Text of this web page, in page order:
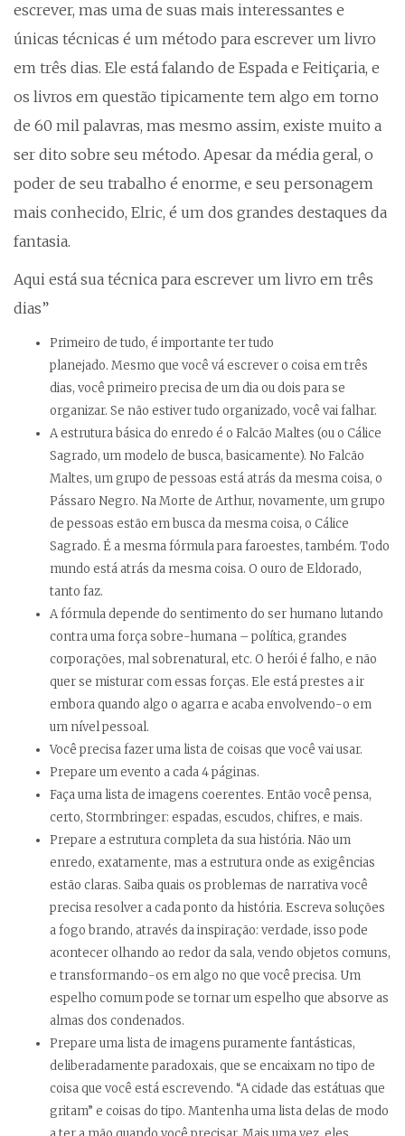
escrever, mas uma de suas mais interessantes e
únicas técnicas é um método para escrever um livro
em três dias. Ele está falando de Espada e Feitiçaria, e
os livros em questão tipicamente tem algo em torno
de 60 mil palavras, mas mesmo assim, existe muito a
ser dito sobre seu método. Apesar da média geral, o
poder de seu trabalho é enorme, e seu personagem
mais conhecido, Elric, é um dos grandes destaques da
fantasia.
Aqui está sua técnica para escrever um livro em três
dias”
Primeiro de tudo, é importante ter tudo
planejado. Mesmo que você vá escrever o coisa em três
dias, você primeiro precisa de um dia ou dois para se
organizar. Se não estiver tudo organizado, você vai falhar.
A estrutura básica do enredo é o Falcão Maltes (ou o Cálice
Sagrado, um modelo de busca, basicamente). No Falcão
Maltes, um grupo de pessoas está atrás da mesma coisa, o
Pássaro Negro. Na Morte de Arthur, novamente, um grupo
de pessoas estão em busca da mesma coisa, o Cálice
Sagrado. É a mesma fórmula para faroestes, também. Todo
mundo está atrás da mesma coisa. O ouro de Eldorado,
tanto faz.
A fórmula depende do sentimento do ser humano lutando
contra uma força sobre-humana – política, grandes
corporações, mal sobrenatural, etc. O herói é falho, e não
quer se misturar com essas forças. Ele está prestes a ir
embora quando algo o agarra e acaba envolvendo-o em
um nível pessoal.
Você precisa fazer uma lista de coisas que você vai usar.
Prepare um evento a cada 4 páginas.
Faça uma lista de imagens coerentes. Então você pensa,
certo, Stormbringer: espadas, escudos, chifres, e mais.
Prepare a estrutura completa da sua história. Não um
enredo, exatamente, mas a estrutura onde as exigências
estão claras. Saiba quais os problemas de narrativa você
precisa resolver a cada ponto da história. Escreva soluções
a fogo brando, através da inspiração: verdade, isso pode
acontecer olhando ao redor da sala, vendo objetos comuns,
e transformando-os em algo no que você precisa. Um
espelho comum pode se tornar um espelho que absorve as
almas dos condenados.
Prepare uma lista de imagens puramente fantásticas,
deliberadamente paradoxais, que se encaixam no tipo de
coisa que você está escrevendo. “A cidade das estátuas que
gritam” e coisas do tipo. Mantenha uma lista delas de modo